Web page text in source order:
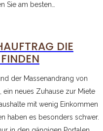
Sie am besten…
DIE
der Massenandrang von
neues Zuhause zur Miete
mit wenig Einkommen
haben es besonders schwer.